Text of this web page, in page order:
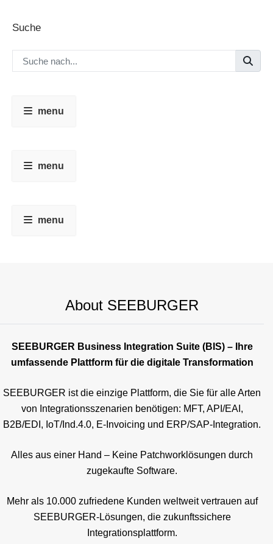
Suche
menu
menu
menu
About SEEBURGER
SEEBURGER Business Integration Suite (BIS) – Ihre
umfassende Plattform für die digitale Transformation
SEEBURGER ist die einzige Plattform, die Sie für alle Arten
von Integrationsszenarien benötigen: MFT, API/EAI,
B2B/EDI, IoT/Ind.4.0, E-Invoicing und ERP/SAP-Integration.
Alles aus einer Hand – Keine Patchworklösungen durch
zugekaufte Software.
Mehr als 10.000 zufriedene Kunden weltweit vertrauen auf
SEEBURGER-Lösungen, die zukunftssichere
Integrationsplattform.